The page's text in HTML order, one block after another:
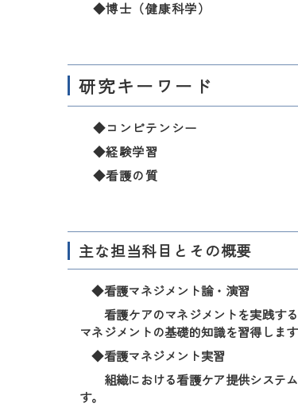
◆博士（健康科学）
研究キーワード
◆コンピテンシー
◆経験学習
◆看護の質
主な担当科目とその概要
◆看護マネジメント論・演習
看護ケアのマネジメントを実践する
マネジメントの基礎的知識を習得します
◆看護マネジメント実習
組織における看護ケア提供システム
す。